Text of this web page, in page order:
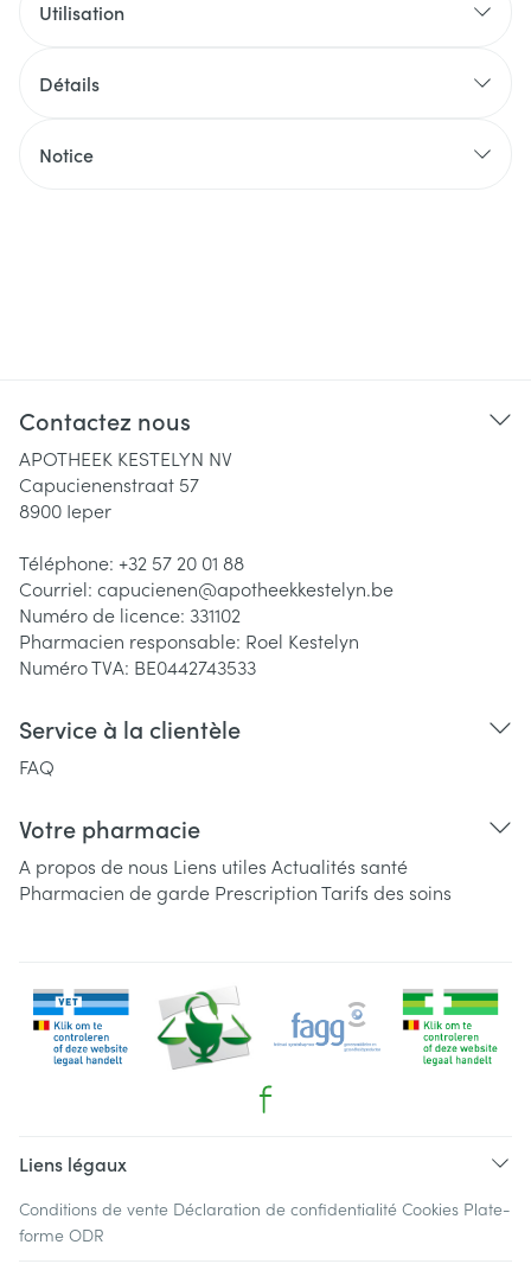
Utilisation
Détails
Notice
Contactez nous
APOTHEEK KESTELYN NV
Capucienenstraat 57
8900 Ieper
Téléphone: +32 57 20 01 88
Courriel: capucienen@apotheekkestelyn.be
Numéro de licence: 331102
Pharmacien responsable: Roel Kestelyn
Numéro TVA: BE0442743533
Service à la clientèle
FAQ
Votre pharmacie
A propos de nous Liens utiles Actualités santé
Pharmacien de garde PrescriptionTarifs des soins
Liens légaux
Conditions de vente Déclaration de confidentialité Cookies Plate-
forme ODR